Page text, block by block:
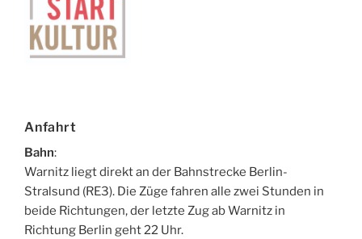
Anfahrt
Bahn:
Warnitz liegt direkt an der Bahnstrecke Berlin-
Stralsund (RE3). Die Züge fahren alle zwei Stunden in
beide Richtungen, der letzte Zug ab Warnitz in
Richtung Berlin geht 22 Uhr.